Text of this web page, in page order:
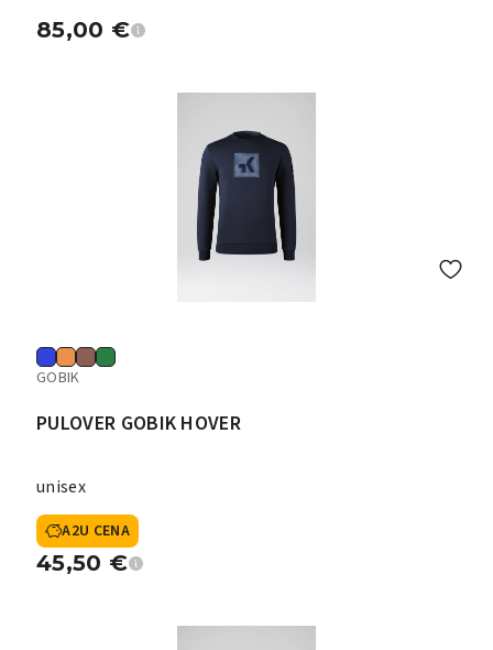
85,00 €
GOBIK
PULOVER GOBIK HOVER
unisex
A2U CENA
45,50 €